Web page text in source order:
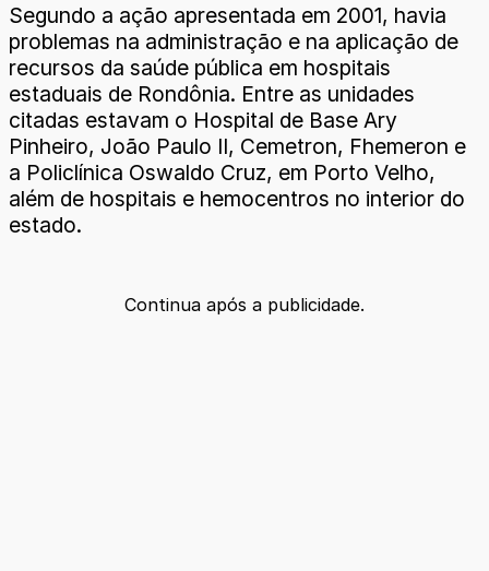
Segundo a ação apresentada em 2001, havia
problemas na administração e na aplicação de
recursos da saúde pública em hospitais
estaduais de Rondônia. Entre as unidades
citadas estavam o Hospital de Base Ary
Pinheiro, João Paulo II, Cemetron, Fhemeron e
a Policlínica Oswaldo Cruz, em Porto Velho,
além de hospitais e hemocentros no interior do
estado.
Continua após a publicidade.